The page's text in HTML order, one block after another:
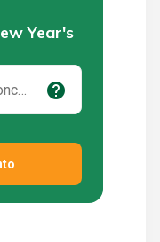
Year's
help